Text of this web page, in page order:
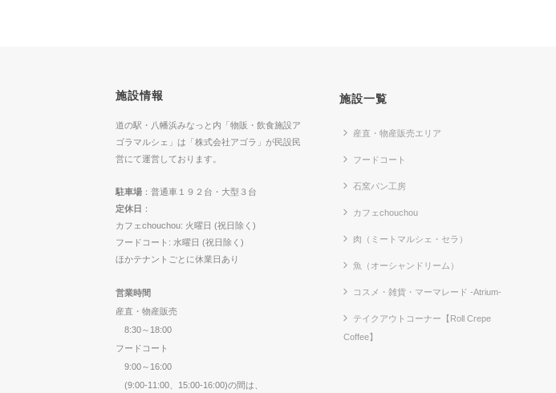
施設情報
道の駅・八幡浜みなっと内「物販・飲食施設ア
ゴラマルシェ」は「株式会社アゴラ」が民設民
営にて運営しております。
駐車場 ：普通車１９２台・大型３台
定休日 ：
カフェchouchou: 火曜日 (祝日除く)
フードコート: 水曜日 (祝日除く)
ほかテナントごとに休業日あり
営業時間
産直・物産販売
8:30～18:00
フードコート
9:00～16:00
(9:00-11:00、15:00-16:00)の間は、
施設一覧
産直・物産販売エリア
フードコート
石窯パン工房
カフェchouchou
肉（ミートマルシェ・セラ）
魚（オーシャンドリーム）
コスメ・雑貨・マーマレード -Atrium-
テイクアウトコーナー【Roll Crepe
Coffee】